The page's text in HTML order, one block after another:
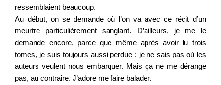
ressemblaient beaucoup.
Au début, on se demande où l’on va avec ce récit d’un
meurtre particulièrement sanglant. D’ailleurs, je me le
demande encore, parce que même après avoir lu trois
tomes, je suis toujours aussi perdue : je ne sais pas où les
auteurs veulent nous embarquer. Mais ça ne me dérange
pas, au contraire. J’adore me faire balader.